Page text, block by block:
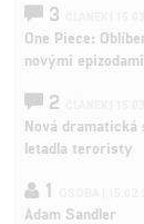
3
One Piece:
novými epizodami
2
Nová
letadla teroristy
1
Adam Sandler